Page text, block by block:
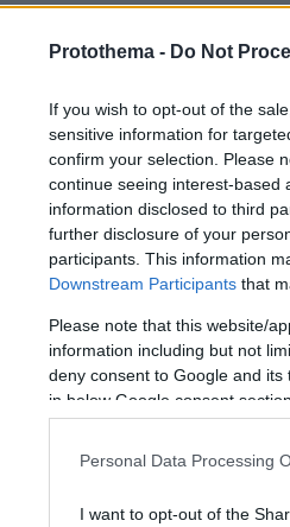
Protothema - Do Not
If you wish to opt-out of the
sensitive information for
confirm your selection. Please
continue seeing interest-based
information disclosed to third
further disclosure of your
participants. This information
Downstream Participants that
Please note that this website/
information including but not
deny consent to Google and
in below Google consent section.
Personal Data Processing
I want to opt-out of the
στις Πανελλαδικές,
διαθέσιμες θέσεις στην
Σύμφωνα με τα
αναμένονται
στο 1ο, το 3ο και το 4ο
Ανθρωπιστικών
Οικονομίας και
Επιστημονικό Πεδίο,
μικρή πτώση των
μορίων.